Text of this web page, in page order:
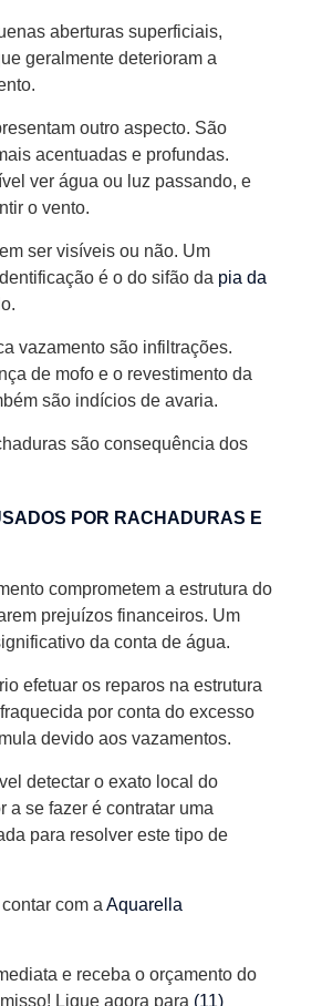
aberturas superficiais,
geralmente deterioram a
outro aspecto. São
acentuadas e profundas.
ver água ou luz passando, e
o vento.
ser visíveis ou não. Um
é o do sifão da pia da
vazamento são infiltrações.
de mofo e o revestimento da
são indícios de avaria.
são consequência dos
POR RACHADURAS E
comprometem a estrutura do
prejuízos financeiros. Um
da conta de água.
efetuar os reparos na estrutura
por conta do excesso
devido aos vazamentos.
detectar o exato local do
a se fazer é contratar uma
para resolver este tipo de
com a Aquarella
e receba o orçamento do
Ligue agora para (11)